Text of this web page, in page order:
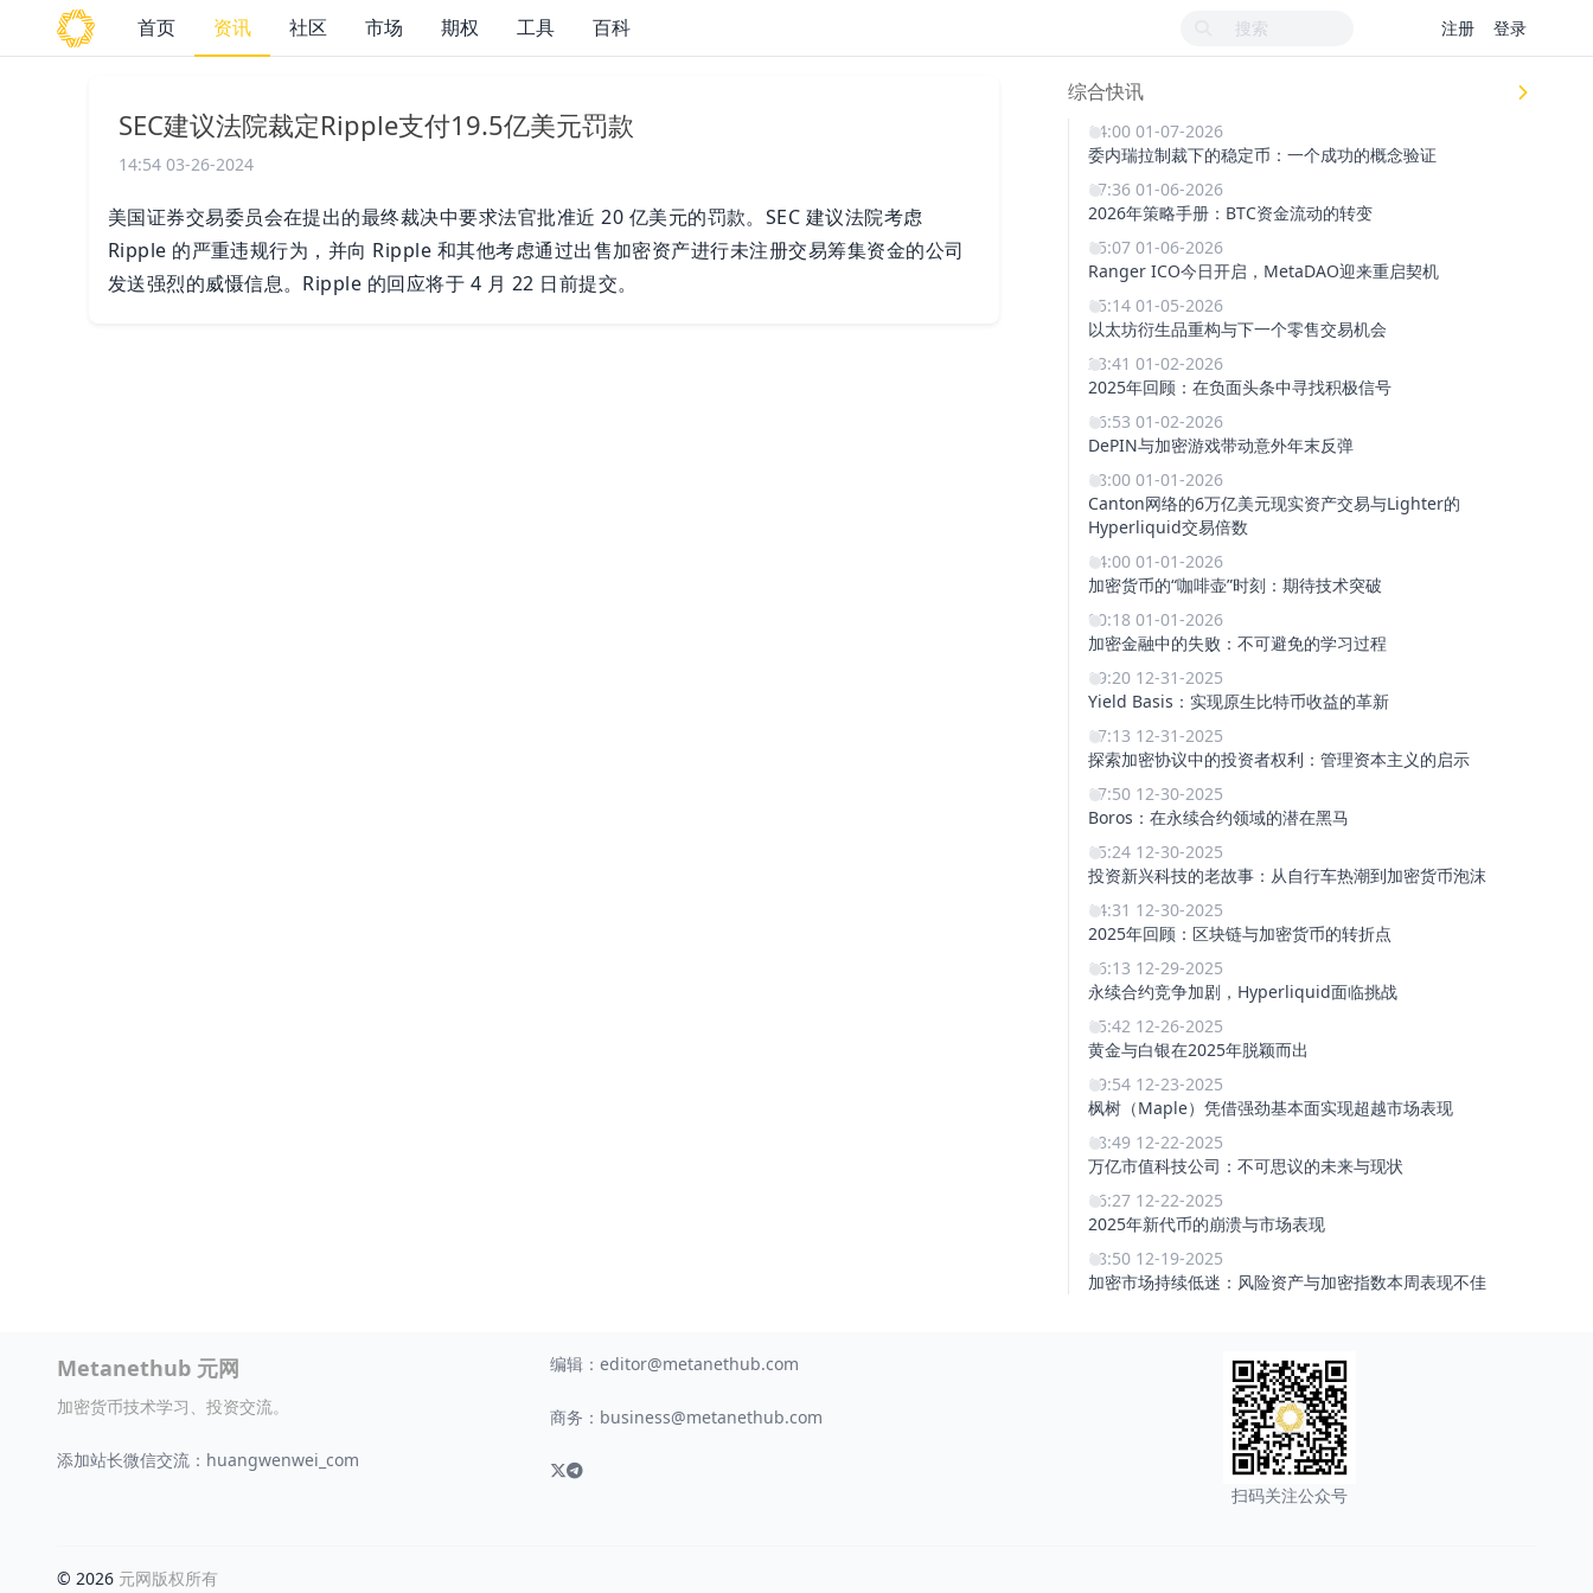
首页 资讯 社区 市场 期权 工具 百科 注册 登录
SEC建议法院裁定Ripple支付19.5亿美元罚款
14:54 03-26-2024
美国证券交易委员会在提出的最终裁决中要求法官批准近 20 亿美元的罚款。SEC 建议法院考虑
Ripple 的严重违规行为，并向 Ripple 和其他考虑通过出售加密资产进行未注册交易筹集资金的公司
发送强烈的威慑信息。Ripple 的回应将于 4 月 22 日前提交。
综合快讯
14:00 01-07-2026
委内瑞拉制裁下的稳定币：一个成功的概念验证
17:36 01-06-2026
2026年策略手册：BTC资金流动的转变
15:07 01-06-2026
Ranger ICO今日开启，MetaDAO迎来重启契机
15:14 01-05-2026
以太坊衍生品重构与下一个零售交易机会
23:41 01-02-2026
2025年回顾：在负面头条中寻找积极信号
16:53 01-02-2026
DePIN与加密游戏带动意外年末反弹
18:00 01-01-2026
Canton网络的6万亿美元现实资产交易与Lighter的
Hyperliquid交易倍数
14:00 01-01-2026
加密货币的“咖啡壶”时刻：期待技术突破
00:18 01-01-2026
加密金融中的失败：不可避免的学习过程
19:20 12-31-2025
Yield Basis：实现原生比特币收益的革新
17:13 12-31-2025
探索加密协议中的投资者权利：管理资本主义的启示
17:50 12-30-2025
Boros：在永续合约领域的潜在黑马
15:24 12-30-2025
投资新兴科技的老故事：从自行车热潮到加密货币泡沫
14:31 12-30-2025
2025年回顾：区块链与加密货币的转折点
16:13 12-29-2025
永续合约竞争加剧，Hyperliquid面临挑战
15:42 12-26-2025
黄金与白银在2025年脱颖而出
19:54 12-23-2025
枫树（Maple）凭借强劲基本面实现超越市场表现
18:49 12-22-2025
万亿市值科技公司：不可思议的未来与现状
16:27 12-22-2025
2025年新代币的崩溃与市场表现
18:50 12-19-2025
加密市场持续低迷：风险资产与加密指数本周表现不佳
Metanethub 元网
加密货币技术学习、投资交流。
添加站长微信交流：huangwenwei_com
编辑： editor@metanethub.com
商务： business@metanethub.com
扫码关注公众号
© 2026 元网版权所有